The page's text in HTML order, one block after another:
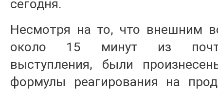
сегодня.
Несмотря на то, что внешним
около 15 минут из почти
выступления, были
формулы реагирования на